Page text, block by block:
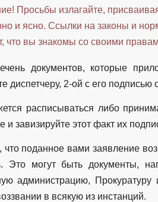
Просьбы излагайте,
и ясно. Ссылки на законы и
что вы знакомы со своими
документов, которые
диспетчеру, 2-ой с его подписью
расписываться либо
и завизируйте этот факт их
что поданное вами заявление
Это могут быть документы,
администрацию,
в всякую из инстанций.